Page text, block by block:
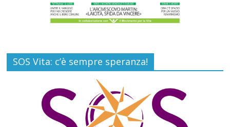
SOS Vita: c’è sempre speranza!